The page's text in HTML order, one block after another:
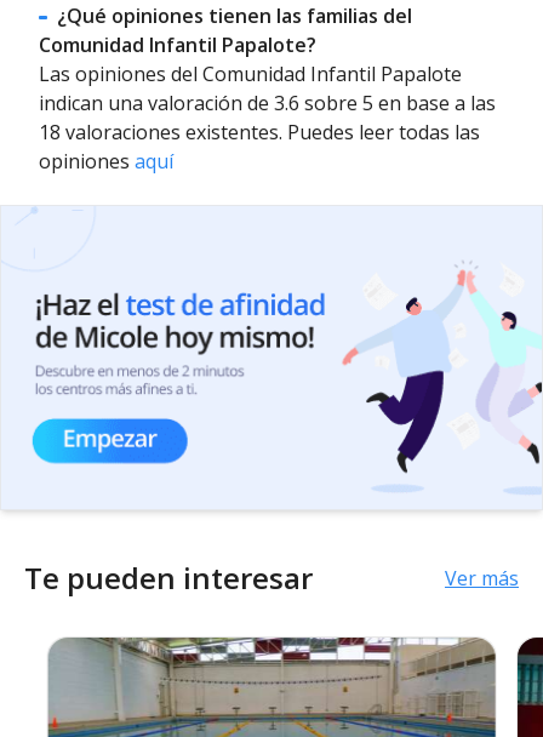
¿Qué opiniones tienen las familias del
Comunidad Infantil Papalote?
Las opiniones del Comunidad Infantil Papalote
indican una valoración de 3.6 sobre 5 en base a las
18 valoraciones existentes. Puedes leer todas las
opiniones aquí
Te pueden interesar Ver más